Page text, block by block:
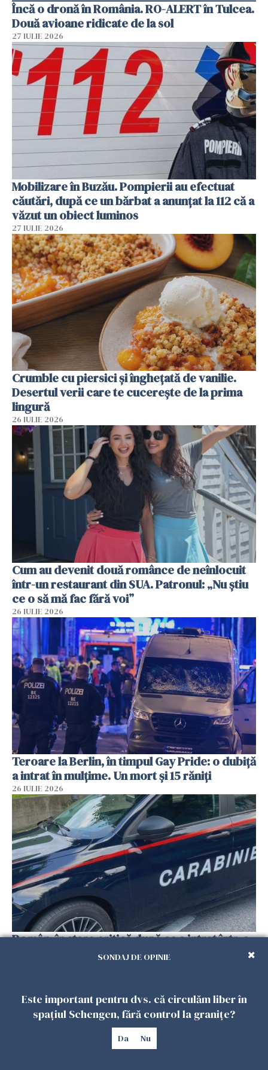
Încă o dronă în România. RO-ALERT în Tulcea.
Două avioane ridicate de la sol
27 IULIE 2026
Mobilizare în Buzău. Pompierii au efectuat
căutări, după ce un bărbat a anunțat la 112 că a
văzut un obiect luminos
27 IULIE 2026
Crumble cu piersici și înghețată de vanilie.
Desertul verii care te cucerește de la prima
lingură
26 IULIE 2026
Cum au devenit două românce de neînlocuit
într-un restaurant din SUA. Patronul: „Nu știu
ce o să mă fac fără voi”
26 IULIE 2026
Teroare la Berlin, în timpul Gay Pride: o dubiță
a intrat în mulțime. Un mort și 15 răniți
26 IULIE 2026
Român, în stare critică după ce a intrat într-o
casă din Italia. Proprietarul spune că s-a
SONDAJ DE OPINIE
Este important pentru dvs. că circulăm liber în
spațiul Schengen, fără control la granițe?
Da Nu